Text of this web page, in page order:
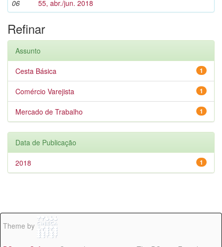
06
55, abr./jun. 2018
Refinar
Assunto
1
Cesta Básica
1
Comércio Varejista
1
Mercado de Trabalho
Data de Publicação
1
2018
Theme by